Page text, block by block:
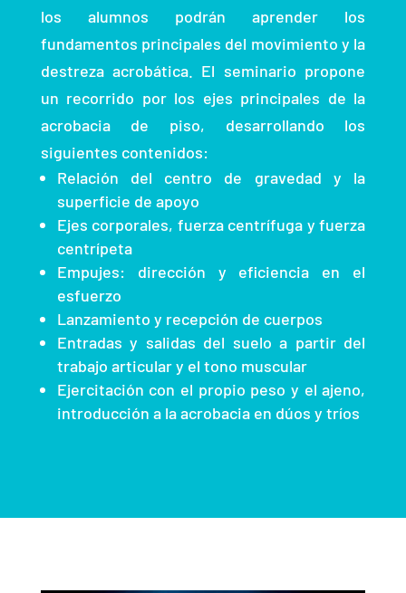
los alumnos podrán aprender los
fundamentos principales del movimiento y la
destreza acrobática. El seminario propone
un recorrido por los ejes principales de la
acrobacia de piso, desarrollando los
siguientes contenidos:
Relación del centro de gravedad y la
superficie de apoyo
Ejes corporales, fuerza centrífuga y fuerza
centrípeta
Empujes: dirección y eficiencia en el
esfuerzo
Lanzamiento y recepción de cuerpos
Entradas y salidas del suelo a partir del
trabajo articular y el tono muscular
Ejercitación con el propio peso y el ajeno,
introducción a la acrobacia en dúos y tríos